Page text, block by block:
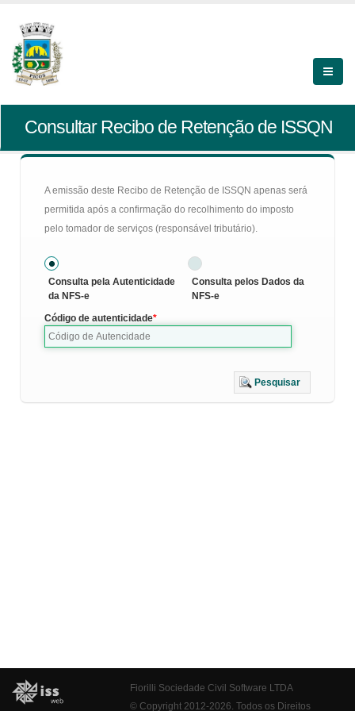
Consultar Recibo de Retenção de ISSQN
A emissão deste Recibo de Retenção de ISSQN apenas será
permitida após a confirmação do recolhimento do imposto
pelo tomador de serviços (responsável tributário).
Consulta pela Autenticidade
da NFS-e
Consulta pelos Dados da
NFS-e
Código de autenticidade
Pesquisar
Fiorilli Sociedade Civil Software LTDA
© Copyright 2012-2026. Todos os Direitos